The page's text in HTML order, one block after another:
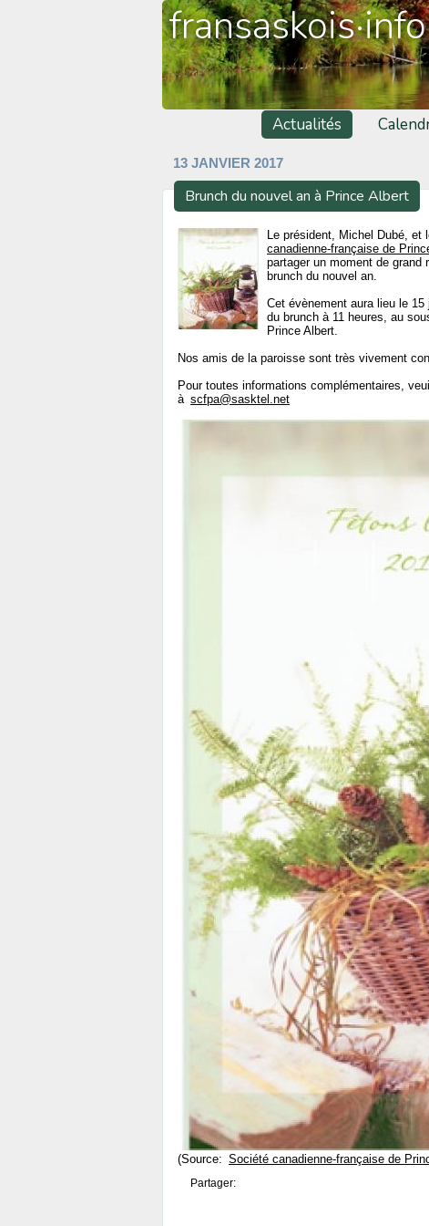
fransaskois·info
Actualités
13 JANVIER 2017
Brunch du nouvel an à Prince Albert
Le président, Michel Dubé, et
canadienne-française de
partager un moment de
brunch du nouvel an.
Cet évènement aura lieu le
du brunch à 11 heures, au
Prince Albert.
Nos amis de la paroisse sont très vivement
Pour toutes informations complémentaires,
à scfpa@sasktel.net
(Source: Société canadienne-française de
Partager: